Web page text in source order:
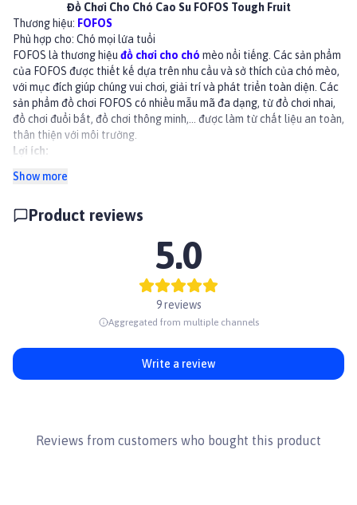
Đồ Chơi Cho Chó Cao Su FOFOS Tough Fruit
Thương hiệu: FOFOS
Phù hợp cho: Chó mọi lứa tuổi
FOFOS là thương hiệu đồ chơi cho chó mèo nổi tiếng. Các sản phẩm
của FOFOS được thiết kế dựa trên nhu cầu và sở thích của chó mèo,
với mục đích giúp chúng vui chơi, giải trí và phát triển toàn diện. Các
sản phẩm đồ chơi FOFOS có nhiều mẫu mã đa dạng, từ đồ chơi nhai,
đồ chơi đuổi bắt, đồ chơi thông minh,... được làm từ chất liệu an toàn,
thân thiện với môi trường.
Lợi ích:
Kích thích mọc răng, nướu, phát triển xương khớp.
Giúp tăng cường vận động, phát triển thể chất.
Chất liệu: TPR bền bỉ, an toàn.
Lựa chọn đồ chơi có kích thước phù hợp với thú cưng
Kiểm tra sản phẩm trước khi cho thú cưng chơi
Tránh tiếp xúc với lửa
👉Xem thêm các sản phẩm khác tại
Paddy.vn
#dochoithucung #dochoichomeo
Show more
Product reviews
5.0
9 reviews
Aggregated from multiple channels
Write a review
Reviews from customers who bought this product